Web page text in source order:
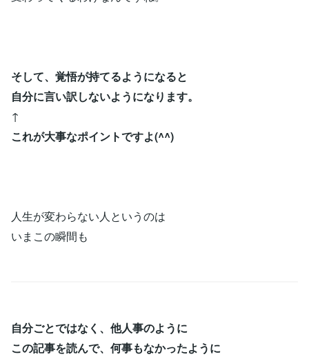
そして、覚悟が持てるようになると
自分に言い訳しないようになります。
↑
これが大事なポイントですよ(^^)
人生が変わらない人というのは
いまこの瞬間も
自分ごとではなく、他人事のように
この記事を読んで、 何事もなかったように